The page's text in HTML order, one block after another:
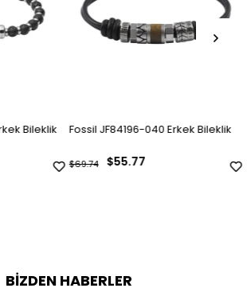
Fossil JF84196-040 Erkek Bileklik
BIZDEN HABERLER